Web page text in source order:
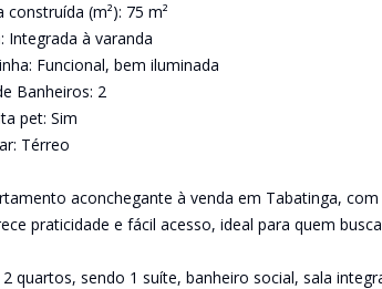
construída (m²): 75 m²
Integrada à varanda
Funcional, bem iluminada
Banheiros: 2
pet: Sim
Térreo
aconchegante à venda em Tabatinga,
praticidade e fácil acesso, ideal para quem
2 quartos, sendo 1 suíte, banheiro social, sala